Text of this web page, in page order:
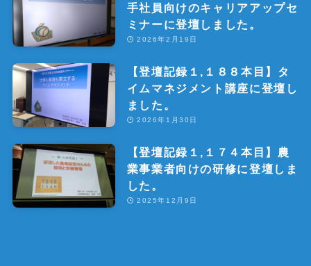
手社員向けのキャリアアップセ
ミナーに登壇しました。
2026年2月19日
【登壇記録１,１８８本目】タ
イムマネジメント講座に登壇し
ました。
2026年1月30日
【登壇記録１,１７４本目】農
業事業者向けの研修に登壇しま
した。
2025年12月9日